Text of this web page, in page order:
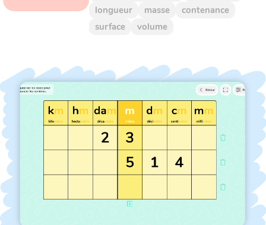
longueur
masse
contenance
surface
volume